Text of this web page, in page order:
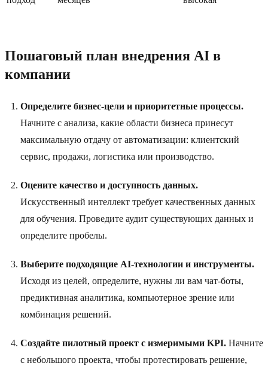
Пошаговый план внедрения AI в
компании
Определите бизнес-цели и приоритетные процессы.
Начните с анализа, какие области бизнеса принесут
максимальную отдачу от автоматизации: клиентский
сервис, продажи, логистика или производство.
Оцените качество и доступность данных.
Искусственный интеллект требует качественных данных
для обучения. Проведите аудит существующих данных и
определите пробелы.
Выберите подходящие AI-технологии и инструменты.
Исходя из целей, определите, нужны ли вам чат-боты,
предиктивная аналитика, компьютерное зрение или
комбинация решений.
Создайте пилотный проект с измеримыми KPI. Начните
с небольшого проекта, чтобы протестировать решение,